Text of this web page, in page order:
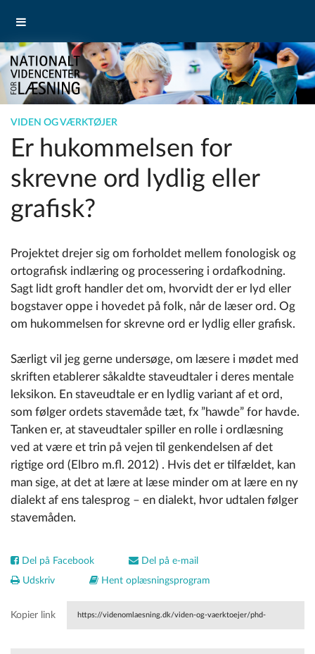
VIDEN OG VÆRKTØJER
Er hukommelsen for
skrevne ord lydlig eller
grafisk?
Projektet drejer sig om forholdet mellem fonologisk og
ortografisk indlæring og processering i ordafkodning.
Sagt lidt groft handler det om, hvorvidt der er lyd eller
bogstaver oppe i hovedet på folk, når de læser ord. Og
om hukommelsen for skrevne ord er lydlig eller grafisk.
Særligt vil jeg gerne undersøge, om læsere i mødet med
skriften etablerer såkaldte staveudtaler i deres mentale
leksikon. En staveudtale er en lydlig variant af et ord,
som følger ordets stavemåde tæt, fx ”hawde” for havde.
Tanken er, at staveudtaler spiller en rolle i ordlæsning
ved at være et trin på vejen til genkendelsen af det
rigtige ord (Elbro m.fl. 2012) . Hvis det er tilfældet, kan
man sige, at det at lære at læse minder om at lære en ny
dialekt af ens talesprog – en dialekt, hvor udtalen følger
stavemåden.
Del på Facebook
Del på e-mail
Udskriv
Hent oplæsningsprogram
Kopier link https://videnomlaesning.dk/viden-og-vaerktoejer/phd-